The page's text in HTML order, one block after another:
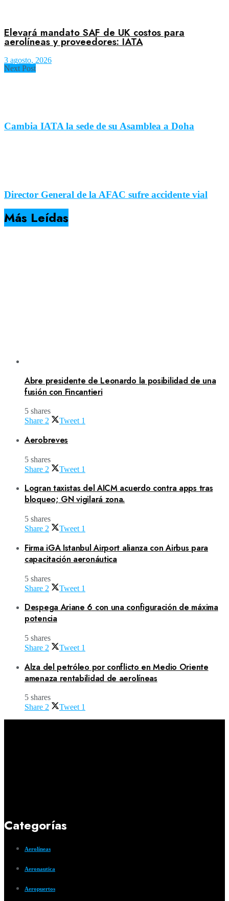
Elevará mandato SAF de UK costos para
aerolíneas y proveedores: IATA
3 agosto, 2026
Next Post
Cambia IATA la sede de su Asamblea a Doha
Director General de la AFAC sufre accidente vial
Más Leídas
Abre presidente de Leonardo la posibilidad de una
fusión con Fincantieri
5 shares
Share 2 Tweet 1
Aerobreves
5 shares
Share 2 Tweet 1
Logran taxistas del AICM acuerdo contra apps tras
bloqueo; GN vigilará zona.
5 shares
Share 2 Tweet 1
Firma iGA Istanbul Airport alianza con Airbus para
capacitación aeronáutica
5 shares
Share 2 Tweet 1
Despega Ariane 6 con una configuración de máxima
potencia
5 shares
Share 2 Tweet 1
Alza del petróleo por conflicto en Medio Oriente
amenaza rentabilidad de aerolíneas
5 shares
Share 2 Tweet 1
Categorías
Aerolíneas
Aeronautica
Aeropuertos